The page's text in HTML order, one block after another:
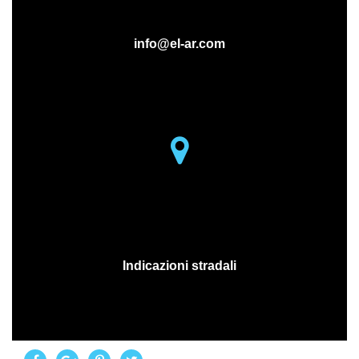
info@el-ar.com
Indicazioni stradali